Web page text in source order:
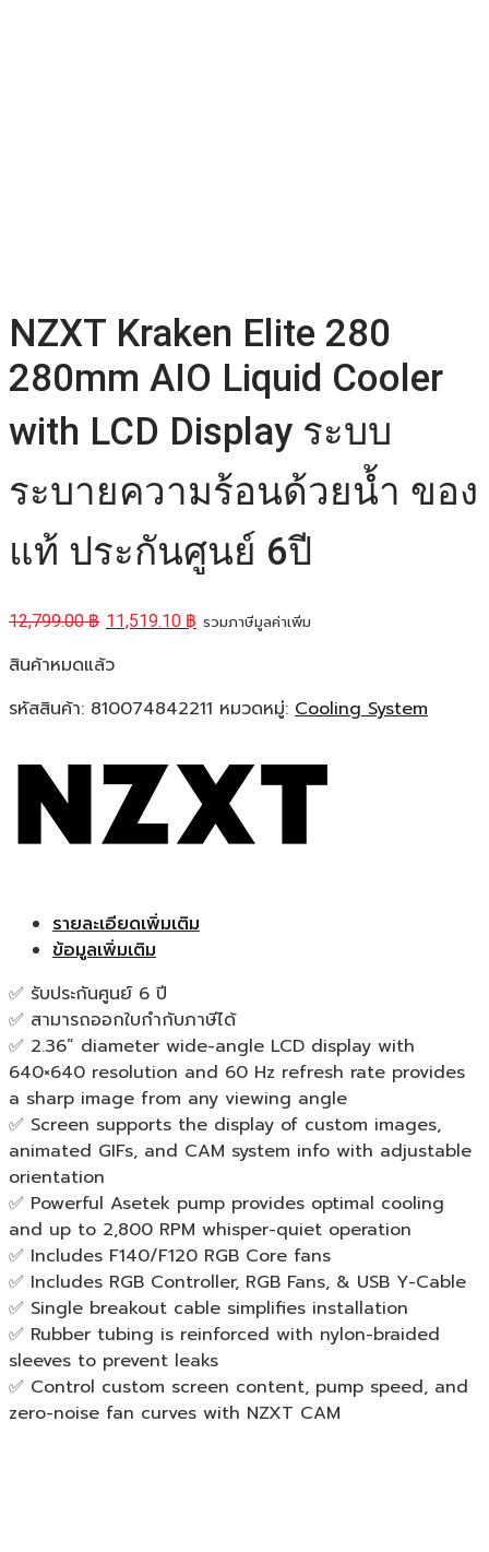
NZXT Kraken Elite 280
280mm AIO Liquid Cooler
with LCD Display ระบบ
ระบายความร้อนด้วยน้ำ ของ
แท้ ประกันศูนย์ 6ปี
12,799.00฿ 11,519.10 ฿ รวมภาษีมูลค่าเพิ่ม
สินค้าหมดแล้ว
รหัสสินค้า: 810074842211 หมวดหมู่: Cooling System
รายละเอียดเพิ่มเติม
ข้อมูลเพิ่มเติม
✅ รับประกันศูนย์ 6 ปี
✅ สามารถออกใบกำกับภาษีได้
✅ 2.36” diameter wide-angle LCD display with
640×640 resolution and 60 Hz refresh rate provides
a sharp image from any viewing angle
✅ Screen supports the display of custom images,
animated GIFs, and CAM system info with adjustable
orientation
✅ Powerful Asetek pump provides optimal cooling
and up to 2,800 RPM whisper-quiet operation
✅ Includes F140/F120 RGB Core fans
✅ Includes RGB Controller, RGB Fans, & USB Y-Cable
✅ Single breakout cable simplifies installation
✅ Rubber tubing is reinforced with nylon-braided
sleeves to prevent leaks
✅ Control custom screen content, pump speed, and
zero-noise fan curves with NZXT CAM